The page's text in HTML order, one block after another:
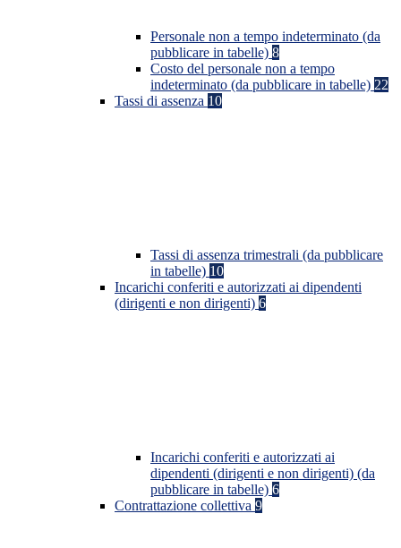
Personale non a tempo indeterminato (da
pubblicare in tabelle) 8
Costo del personale non a tempo
indeterminato (da pubblicare in tabelle) 22
Tassi di assenza 10
Tassi di assenza trimestrali (da pubblicare
in tabelle) 10
Incarichi conferiti e autorizzati ai dipendenti
(dirigenti e non dirigenti) 6
Incarichi conferiti e autorizzati ai
dipendenti (dirigenti e non dirigenti) (da
pubblicare in tabelle) 6
Contrattazione collettiva 9